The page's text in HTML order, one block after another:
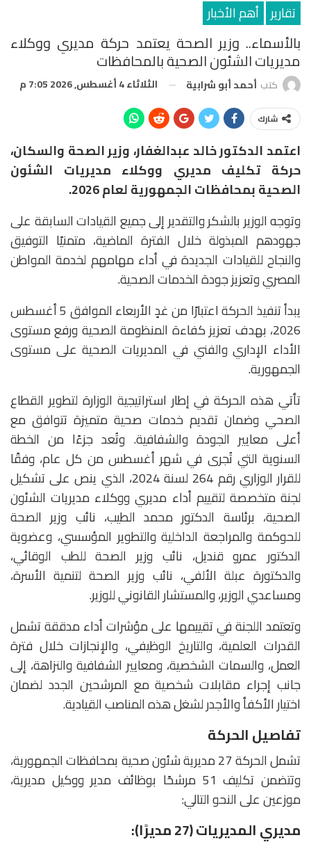
تقارير أهم الأخبار
بالأسماء.. وزير الصحة يعتمد حركة مديري ووكلاء
مديريات الشئون الصحية بالمحافظات
كتب أحمد أبو شرابية الثلاثاء 4 أغسطس, 2026 7:05 م
شارك
اعتمد الدكتور خالد عبدالغفار، وزير الصحة والسكان،
حركة تكليف مديري ووكلاء مديريات الشئون
الصحية بمحافظات الجمهورية لعام 2026.
وتوجه الوزير بالشكر والتقدير إلى جميع القيادات السابقة على
جهودهم المبذولة خلال الفترة الماضية، متمنيًا التوفيق
والنجاح للقيادات الجديدة في أداء مهامهم لخدمة المواطن
المصري وتعزيز جودة الخدمات الصحية.
يبدأ تنفيذ الحركة اعتبارًا من غدٍ الأربعاء الموافق 5 أغسطس
2026، بهدف تعزيز كفاءة المنظومة الصحية ورفع مستوى
الأداء الإداري والفني في المديريات الصحية على مستوى
الجمهورية.
تأتي هذه الحركة في إطار استراتيجية الوزارة لتطوير القطاع
الصحي وضمان تقديم خدمات صحية متميزة تتوافق مع
أعلى معايير الجودة والشفافية. وتُعد جزءًا من الخطة
السنوية التي تُجرى في شهر أغسطس من كل عام، وفقًا
للقرار الوزاري رقم 264 لسنة 2024، الذي ينص على تشكيل
لجنة متخصصة لتقييم أداء مديري ووكلاء مديريات الشئون
الصحية، برئاسة الدكتور محمد الطيب، نائب وزير الصحة
للحوكمة والمراجعة الداخلية والتطوير المؤسسي، وعضوية
الدكتور عمرو قنديل، نائب وزير الصحة للطب الوقائي،
والدكتورة عبلة الألفي، نائب وزير الصحة لتنمية الأسرة،
ومساعدي الوزير، والمستشار القانوني للوزير.
وتعتمد اللجنة في تقييمها على مؤشرات أداء مدققة تشمل
القدرات العلمية، والتاريخ الوظيفي، والإنجازات خلال فترة
العمل، والسمات الشخصية، ومعايير الشفافية والنزاهة، إلى
جانب إجراء مقابلات شخصية مع المرشحين الجدد لضمان
اختيار الأكفأ والأجدر لشغل هذه المناصب القيادية.
تفاصيل الحركة
تشمل الحركة 27 مديرية شئون صحية بمحافظات الجمهورية،
وتتضمن تكليف 51 مرشحًا بوظائف مدير ووكيل مديرية،
موزعين على النحو التالي:
مديري المديريات (27 مديرًا):